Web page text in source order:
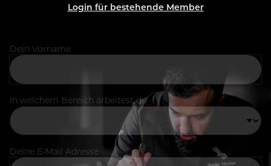
Login für bestehende Member
Dein Vorname
In welchem Bereich arbeitest du
Deine E-Mail Adresse